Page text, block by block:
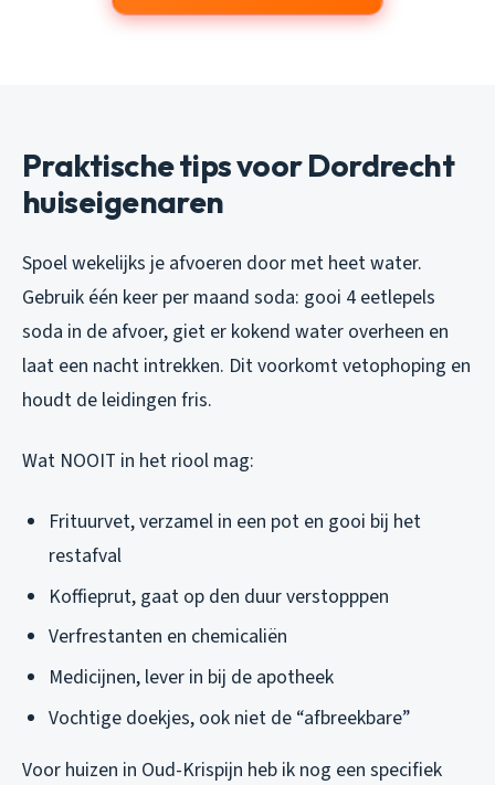
Praktische tips voor Dordrecht
huiseigenaren
Spoel wekelijks je afvoeren door met heet water.
Gebruik één keer per maand soda: gooi 4 eetlepels
soda in de afvoer, giet er kokend water overheen en
laat een nacht intrekken. Dit voorkomt vetophoping en
houdt de leidingen fris.
Wat NOOIT in het riool mag:
Frituurvet, verzamel in een pot en gooi bij het
restafval
Koffieprut, gaat op den duur verstopppen
Verfrestanten en chemicaliën
Medicijnen, lever in bij de apotheek
Vochtige doekjes, ook niet de “afbreekbare”
Voor huizen in Oud-Krispijn heb ik nog een specifiek